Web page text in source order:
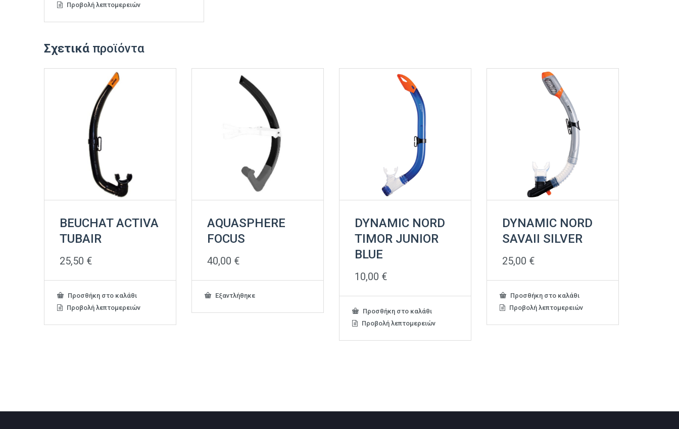
Προβολή λεπτομερειών
Σχετικά προϊόντα
BEUCHAT ACTIVA
TUBAIR
25,50 €
Προσθήκη στο καλάθι
Προβολή λεπτομερειών
AQUASPHERE
FOCUS
40,00 €
Εξαντλήθηκε
DYNAMIC NORD
TIMOR JUNIOR
BLUE
10,00 €
Προσθήκη στο καλάθι
Προβολή λεπτομερειών
DYNAMIC NORD
SAVAII SILVER
25,00 €
Προσθήκη στο καλάθι
Προβολή λεπτομερειών